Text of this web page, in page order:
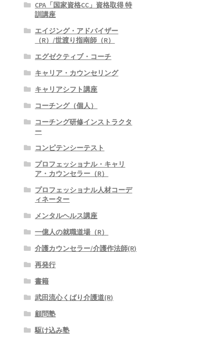
CPA「国家資格CC」資格取得 特
訓講座
エイジング・アドバイザー
（R）/世渡り指南師（R）
エグゼクティブ・コーチ
キャリア・カウンセリング
キャリアシフト講座
コーチング（個人）
コーチング研修インストラクタ
ー
コンピテンシーテスト
プロフェッショナル・キャリ
ア・カウンセラー（R）
プロフェッショナル人材コーデ
ィネーター
メンタルヘルス講座
一億人の就職道場（R）
介護カウンセラー/介護作法師(R)
再発行
書籍
武田流心くばり介護道(R)
顧問塾
駆け込み塾